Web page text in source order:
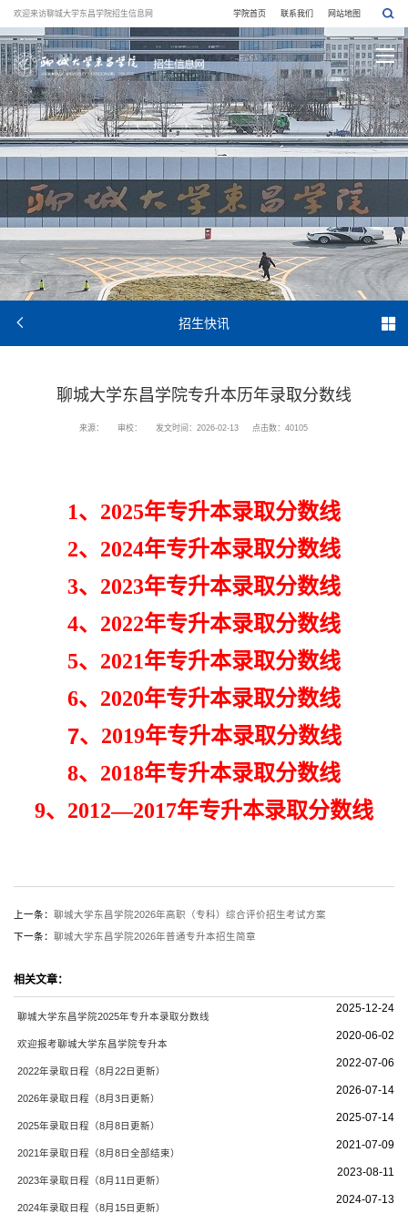
欢迎来访聊城大学东昌学院招生信息网 学院首页 联系我们 网站地图
 招生快讯 
聊城大学东昌学院专升本历年录取分数线
来源： 审校： 发文时间：2026-02-13 点击数： 40105
1、2025年专升本录取分数线
2、2024年专升本录取分数线
3、2023年专升本录取分数线
4、2022年专升本录取分数线
5、2021年专升本录取分数线
6、2020年专升本录取分数线
7、2019年专升本录取分数线
8、2018年专升本录取分数线
9、2012—2017年专升本录取分数线
上一条： 聊城大学东昌学院2026年高职（专科）综合评价招生考试方案
下一条： 聊城大学东昌学院2026年普通专升本招生简章
相关文章：
聊城大学东昌学院2025年专升本录取分数线
2025-12-24
欢迎报考聊城大学东昌学院专升本
2020-06-02
2022年录取日程（8月22日更新）
2022-07-06
2026年录取日程（8月3日更新）
2026-07-14
2025年录取日程（8月8日更新）
2025-07-14
2021年录取日程（8月8日全部结束）
2021-07-09
2023年录取日程（8月11日更新）
2023-08-11
2024年录取日程（8月15日更新）
2024-07-13